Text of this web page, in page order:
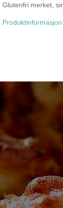
Glutenfri merket,
Produktinformasjon